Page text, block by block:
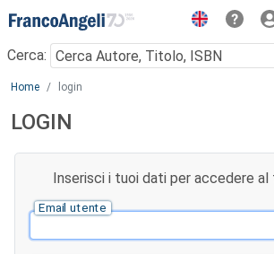
Menu
Cerca:
Main content
Home login
LOGIN
Inserisci i tuoi dati per accedere
Email utente